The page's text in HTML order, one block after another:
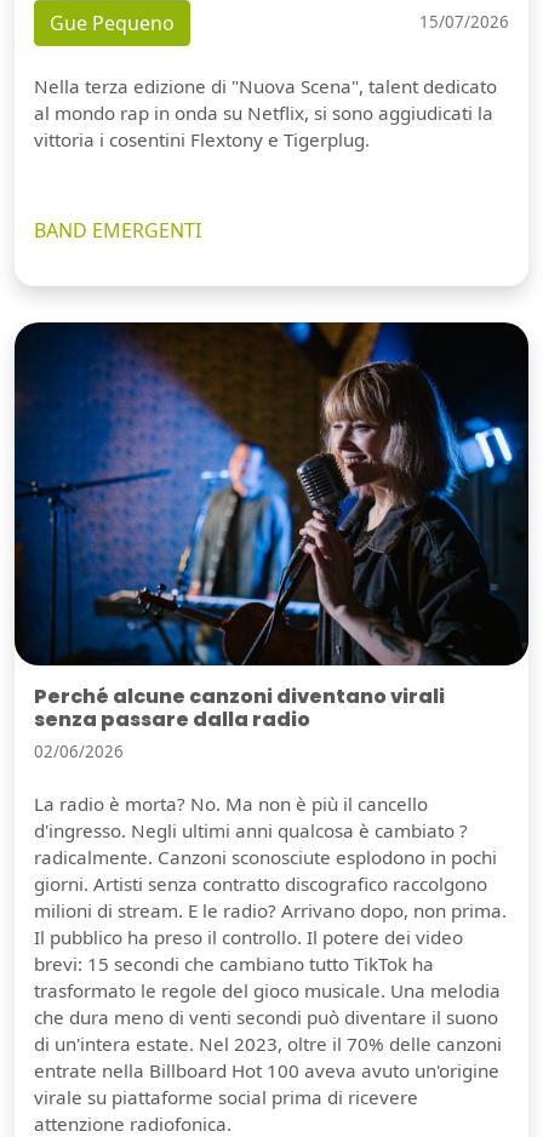
Gue Pequeno 15/07/2026
Nella terza edizione di "Nuova Scena", talent dedicato
al mondo rap in onda su Netflix, si sono aggiudicati la
vittoria i cosentini Flextony e Tigerplug.
BAND EMERGENTI
Perché alcune canzoni diventano virali
senza passare dalla radio
02/06/2026
La radio è morta? No. Ma non è più il cancello
d'ingresso. Negli ultimi anni qualcosa è cambiato ?
radicalmente. Canzoni sconosciute esplodono in pochi
giorni. Artisti senza contratto discografico raccolgono
milioni di stream. E le radio? Arrivano dopo, non prima.
Il pubblico ha preso il controllo. Il potere dei video
brevi: 15 secondi che cambiano tutto TikTok ha
trasformato le regole del gioco musicale. Una melodia
che dura meno di venti secondi può diventare il suono
di un'intera estate. Nel 2023, oltre il 70% delle canzoni
entrate nella Billboard Hot 100 aveva avuto un'origine
virale su piattaforme social prima di ricevere
attenzione radiofonica.